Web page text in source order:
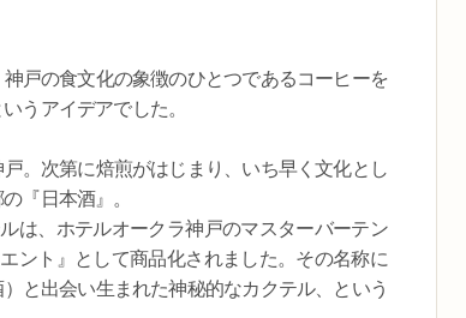
戸の食文化の象徴のひとつであるコーヒーを
うアイデアでした。
。次第に焙煎がはじまり、いち早く文化とし
『日本酒』。
は、ホテルオークラ神戸のマスターバーテン
ント』として商品化されました。その名称に
と出会い生まれた神秘的なカクテル、という